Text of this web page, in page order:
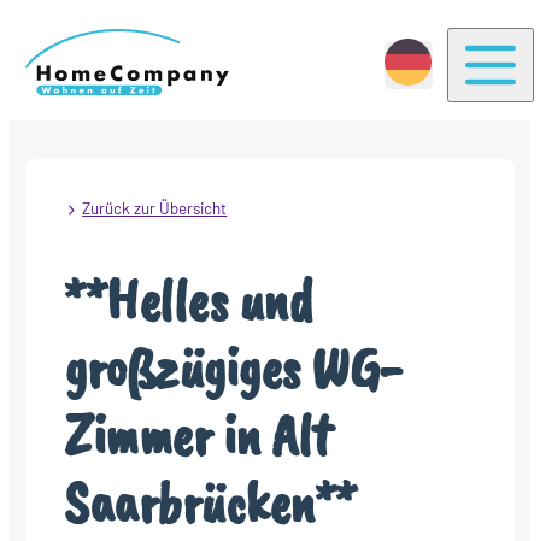
Zurück zur Übersicht
**Helles und
großzügiges WG-
Zimmer in Alt
Saarbrücken**